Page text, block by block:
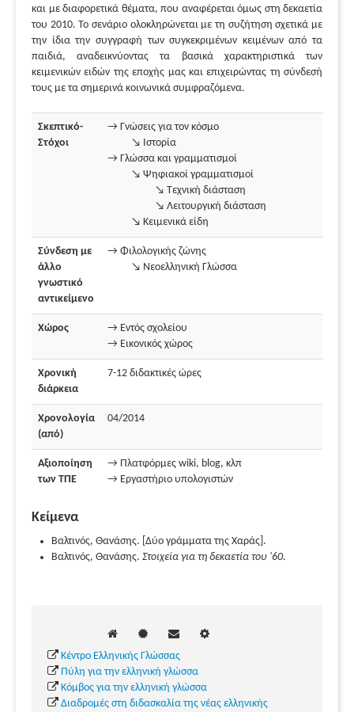
και με διαφορετικά θέματα, που αναφέρεται όμως στη δεκαετία
του 2010. Το σενάριο ολοκληρώνεται με τη συζήτηση σχετικά με
την ίδια την συγγραφή των συγκεκριμένων κειμένων από τα
παιδιά, αναδεικνύοντας τα βασικά χαρακτηριστικά των
κειμενικών ειδών της εποχής μας και επιχειρώντας τη σύνδεσή
τους με τα σημερινά κοινωνικά συμφραζόμενα.
Σκεπτικό-
Στόχοι
→ Γνώσεις για τον κόσμο
↘ Ιστορία
→ Γλώσσα και γραμματισμοί
↘ Ψηφιακοί γραμματισμοί
↘ Τεχνική διάσταση
↘ Λειτουργική διάσταση
↘ Κειμενικά είδη
Σύνδεση με
άλλο
γνωστικό
αντικείμενο
→ Φιλολογικής ζώνης
↘ Νεοελληνική Γλώσσα
Χώρος
→ Εντός σχολείου
→ Εικονικός χώρος
Χρονική
διάρκεια
7-12 διδακτικές ώρες
Χρονολογία
(από)
04/2014
Αξιοποίηση
των ΤΠΕ
→ Πλατφόρμες wiki, blog, κλπ
→ Εργαστήριο υπολογιστών
Κείμενα
Βαλτινός, Θανάσης. [Δύο γράμματα της Χαράς].
Βαλτινός, Θανάσης. Στοιχεία για τη δεκαετία του '60.
Κέντρο Ελληνικής Γλώσσας
Πύλη για την ελληνική γλώσσα
Κόμβος για την ελληνική γλώσσα
Διαδρομές στη διδασκαλία της νέας ελληνικής